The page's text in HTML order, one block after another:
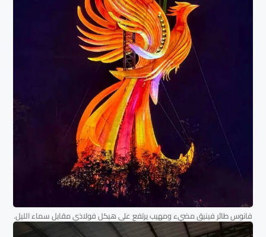
فانوس طائر فينيق مضيء ومهيب يرتفع على هيكل فولاذي مقابل سماء الليل.